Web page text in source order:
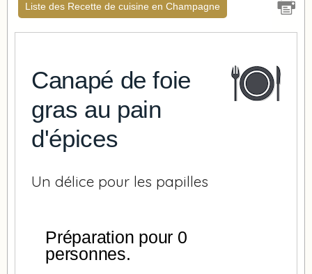
Liste des Recette de cuisine en Champagne
Canapé de foie
gras au pain
d'épices
Un délice pour les papilles
Préparation pour 0
personnes.